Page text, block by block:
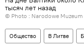
тысяч лет назад
© Photo : Narodowe
Общество В Литве